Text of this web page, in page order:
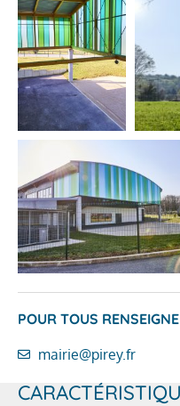
POUR TOUS
mairie@pirey.fr